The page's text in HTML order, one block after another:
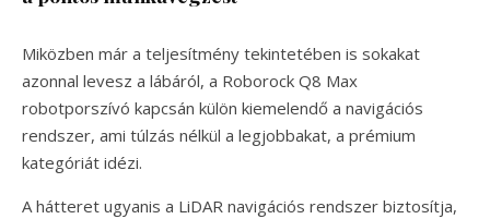
Miközben már a teljesítmény tekintetében is sokakat
azonnal levesz a lábáról, a Roborock Q8 Max
robotporszívó kapcsán külön kiemelendő a navigációs
rendszer, ami túlzás nélkül a legjobbakat, a prémium
kategóriát idézi.
A hátteret ugyanis a LiDAR navigációs rendszer biztosítja,